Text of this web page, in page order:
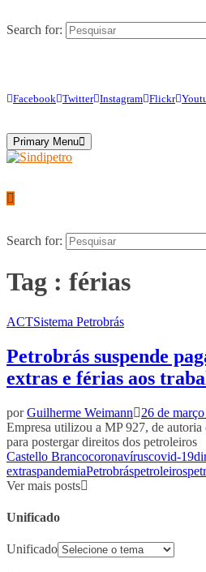
Search for:
Facebook Twitter Instagram Flickr
Primary Menu
Search for:
Tag : férias
ACTSistema Petrobrás
Petrobrás suspende
extras e férias aos
porGuilherme Weimann 26 de
Empresa utilizou a MP 927, de
para postergar direitos dos petroleiros
Castello Brancocoronavíruscovid-19
extraspandemiaPetrobráspetroleiros
Ver mais posts
Unificado
Unificado